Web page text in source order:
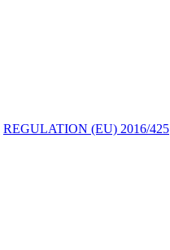
REGULATION (EU) 2016/425